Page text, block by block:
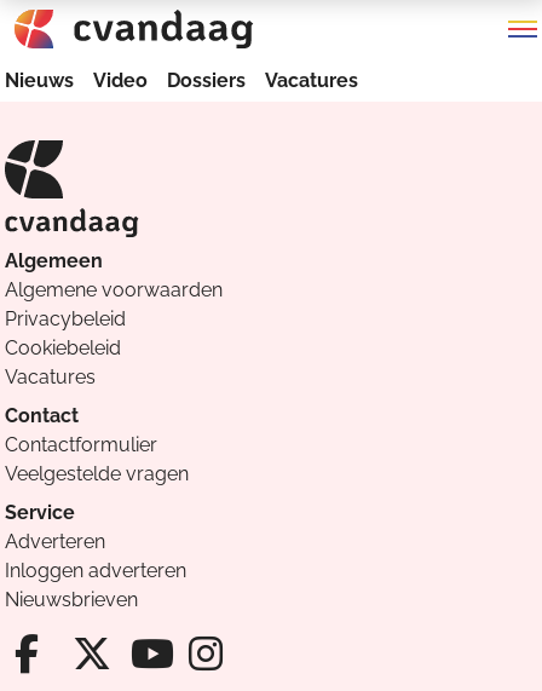
Nieuws Video Dossiers Vacatures
Algemeen
Algemene voorwaarden
Privacybeleid
Cookiebeleid
Vacatures
Contact
Contactformulier
Veelgestelde vragen
Service
Adverteren
Inloggen adverteren
Nieuwsbrieven
Facebook van Cvandaag
X van Cvandaag
Instagram van